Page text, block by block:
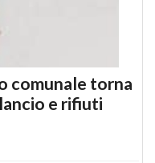
comunale torna
e rifiuti